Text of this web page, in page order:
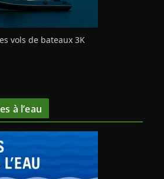
vols de bateaux 3K
à l’eau